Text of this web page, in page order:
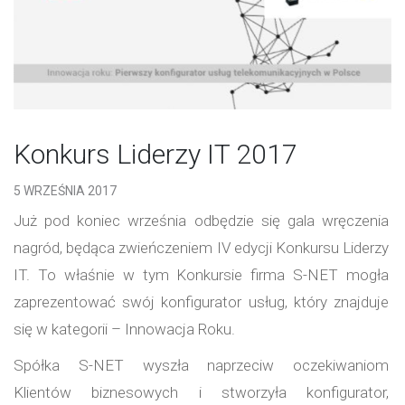
Konkurs Liderzy IT 2017
5 WRZEŚNIA 2017
Już pod koniec września odbędzie się gala wręczenia
nagród, będąca zwieńczeniem IV edycji Konkursu Liderzy
IT. To właśnie w tym Konkursie firma S-NET mogła
zaprezentować swój konfigurator usług, który znajduje
się w kategorii – Innowacja Roku.
Spółka S-NET wyszła naprzeciw oczekiwaniom
Klientów biznesowych i stworzyła konfigurator,